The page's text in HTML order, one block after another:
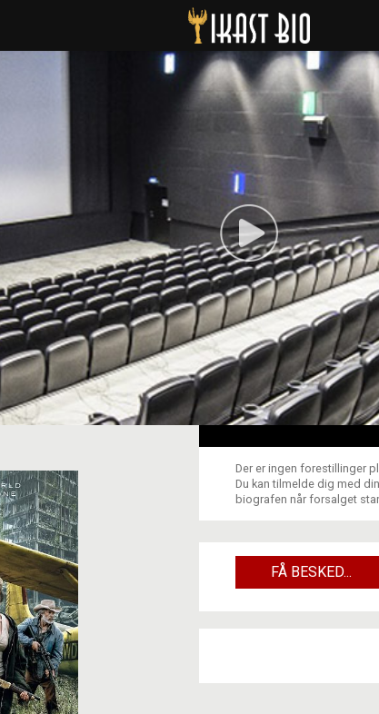
Ikast Bio
Der er ingen forestillinger
Du kan tilmelde dig med
biografen når forsalget
FÅ BESKED...